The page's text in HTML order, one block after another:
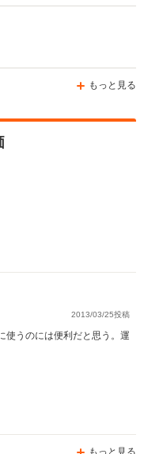
もっと見る
2013/03/25投稿
使うのには便利だと思う。運